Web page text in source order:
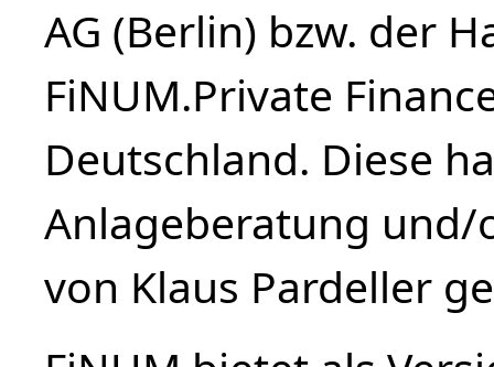
AG (Berlin) bzw. der
FiNUM.Private
Deutschland. Diese
Anlageberatung
von Klaus Pardeller